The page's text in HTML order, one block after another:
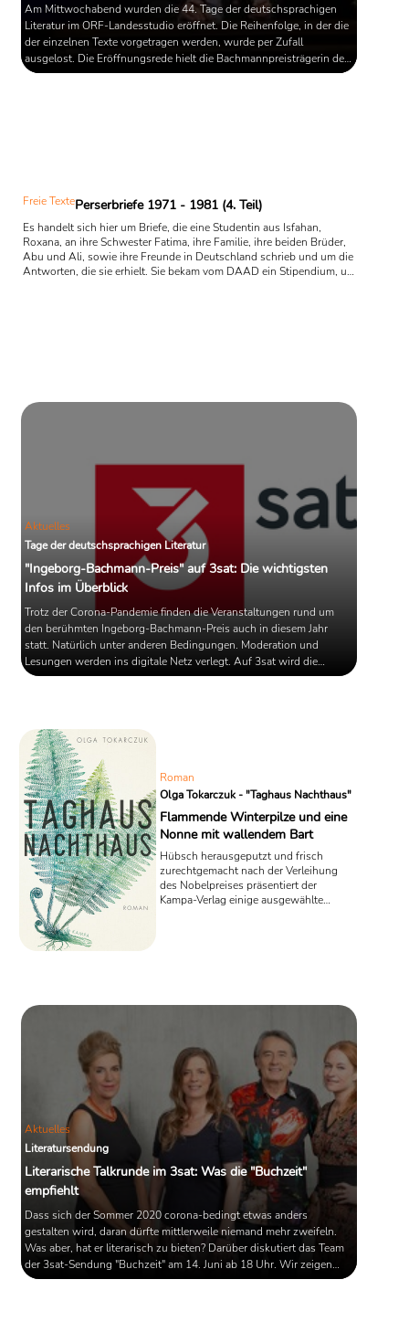
Am Mittwochabend wurden die 44. Tage der deutschsprachigen
Literatur im ORF-Landesstudio eröffnet. Die Reihenfolge, in der die
der einzelnen Texte vorgetragen werden, wurde per Zufall
ausgelost. Die Eröffnungsrede hielt die Bachmannpreisträgerin des
Jahres 2016, Sharon Dodua Otoo. In ihrer Ansprache plädiert sie für
Freie TextePerserbriefe 1971 - 1981 (4. Teil)
Es handelt sich hier um Briefe, die eine Studentin aus Isfahan,
Roxana, an ihre Schwester Fatima, ihre Familie, ihre beiden Brüder,
Abu und Ali, sowie ihre Freunde in Deutschland schrieb und um die
Antworten, die sie erhielt. Sie bekam vom DAAD ein Stipendium, um
Aktuelles
Tage der deutschsprachigen Literatur
"Ingeborg-Bachmann-Preis" auf 3sat: Die wichtigsten
Infos im Überblick
Trotz der Corona-Pandemie finden die Veranstaltungen rund um
den berühmten Ingeborg-Bachmann-Preis auch in diesem Jahr
statt. Natürlich unter anderen Bedingungen. Moderation und
Lesungen werden ins digitale Netz verlegt. Auf 3sat wird die
Veranstaltung in voller Länge zu verfolgen sein. Sie wollen
Roman
Olga Tokarczuk - "Taghaus Nachthaus"
Flammende Winterpilze und eine
Nonne mit wallendem Bart
Hübsch herausgeputzt und frisch
zurechtgemacht nach der Verleihung
des Nobelpreises präsentiert der
Kampa-Verlag einige ausgewählte
Ich-Erzählerin in einem kleinen Bergdorf
lautete „Neurode“) inmitten des
schlesischen Riesengebirges
beschreibt, gehört zu den ...
Aktuelles
Literatursendung
Literarische Talkrunde im 3sat: Was die "Buchzeit"
empfiehlt
Dass sich der Sommer 2020 corona-bedingt etwas anders
gestalten wird, daran dürfte mittlerweile niemand mehr zweifeln.
Was aber, hat er literarisch zu bieten? Darüber diskutiert das Team
der 3sat-Sendung "Buchzeit" am 14. Juni ab 18 Uhr. Wir zeigen
Ihnen, um welche Bücher es dabei gehen wird.